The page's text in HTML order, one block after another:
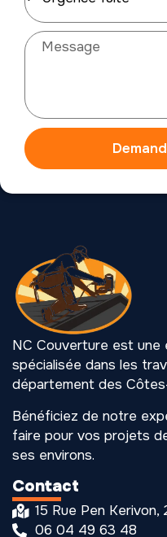
NC Couverture est une
spécialisée dans les
département des Côtes-
Bénéficiez de notre
faire pour vos projets
ses environs.
Contact
15 Rue Pen
06 04 49 63 48